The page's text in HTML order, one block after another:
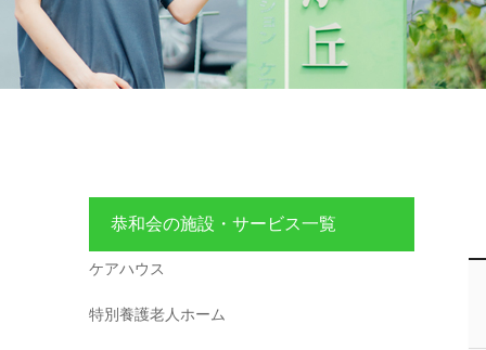
恭和会の施設・サービス一覧
ケアハウス
特別養護老人ホーム